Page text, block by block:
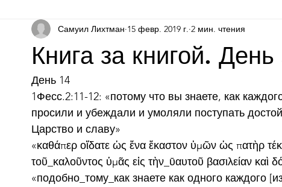
Печатные материалы Ежедневная рассылка
Книга за книгой.
Самуил Лихтман 15 февр. 2019 г. 2 мин. чтения
День 14
1Фесс.2:11-12: «потому что вы знаете, как
просили и убеждали и умоляли поступать
Царство и славу»
«καθάπερ οἴδατε ὡς ἕνα ἕκαστον ὑμῶν ὡς πατὴρ
τοῦ_καλοῦντος ὑμᾶς εἰς τὴν_ῡαυτοῦ βασιλείαν καὶ
«подобно_тому_как знаете как одного каждого